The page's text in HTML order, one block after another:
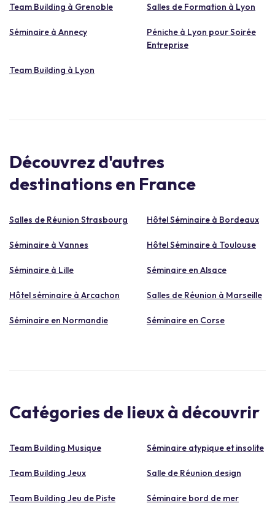
Team Building à Grenoble Salles de Formation à Lyon
Séminaire à Annecy
Péniche à Lyon pour Soirée
Entreprise
Team Building à Lyon
Découvrez d'autres
destinations en France
Salles de Réunion Strasbourg Hôtel Séminaire à Bordeaux
Séminaire à Vannes Hôtel Séminaire à Toulouse
Séminaire à Lille Séminaire en Alsace
Hôtel séminaire à Arcachon Salles de Réunion à Marseille
Séminaire en Normandie Séminaire en Corse
Catégories de lieux à découvrir
Team Building Musique Séminaire atypique et insolite
Team Building Jeux Salle de Réunion design
Team Building Jeu de Piste Séminaire bord de mer